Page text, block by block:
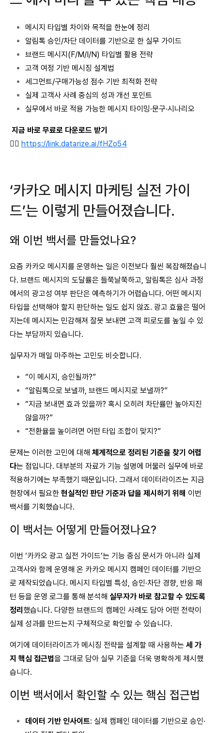
메시지 타입별 차이와 목적을 한눈에 정리
알림톡 승인/차단 데이터를 기반으로 한 실무 가이드
브랜드 메시지(F/M/I/N) 타입별 활용 전략
고객 여정 기반 메시징 설계법
세그먼트/구매가능성 점수 기반 최적화 전략
실제 고객사 사례 중심의 성과 개선 포인트
실무에서 바로 적용 가능한 메시지 타이밍·문구·시나리오
지금 바로 무료로 다운로드 받기
👉🏻 https://link.datarize.ai/fHZo54
‘카카오 메시지 마케팅 실전 가이
드’는 이렇게 만들어졌습니다.
왜 이번 백서를 만들었나요?
요즘 카카오 메시지를 운영하는 일은 이전보다 훨씬 복잡해졌습니
다. 브랜드 메시지의 도달률은 들쭉날쭉하고, 알림톡은 심사 과정
에서의 광고성 여부 판단은 예측하기가 어렵습니다. 어떤 메시지
타입을 선택해야 할지 판단하는 일도 쉽지 않죠. 광고 효율은 떨어
지는데 메시지는 민감해져 잘못 보내면 고객 피로도를 높일 수 있
다는 부담까지 있습니다.
실무자가 매일 마주하는 고민도 비슷합니다.
“이 메시지, 승인될까?”
“알림톡으로 보낼까, 브랜드 메시지로 보낼까?”
“지금 보내면 효과 있을까? 혹시 오히려 차단률만 높아지진
않을까?”
“전환율을 높이려면 어떤 타입 조합이 맞지?”
문제는 이러한 고민에 대해 체계적으로 정리된 기준을 찾기 어렵
다는 점입니다. 대부분의 자료가 기능 설명에 머물러 실무에 바로
적용하기에는 부족했기 때문입니다. 그래서 데이터라이즈는 지금
현장에서 필요한 현실적인 판단 기준과 답을 제시하기 위해 이번
백서를 기획했습니다.
이 백서는 어떻게 만들어졌나요?
이번 ‘카카오 광고 실전 가이드’는 기능 중심 문서가 아니라 실제
고객사와 함께 운영해 온 카카오 메시지 캠페인 데이터를 기반으
로 제작되었습니다. 메시지 타입별 특성, 승인·차단 경향, 반응 패
턴 등을 운영 로그를 통해 분석해 실무자가 바로 참고할 수 있도록
정리 했습니다. 다양한 브랜드의 캠페인 사례도 담아 어떤 전략이
실제 성과를 만드는지 구체적으로 확인할 수 있습니다.
여기에 데이터라이즈가 메시징 전략을 설계할 때 사용하는 세 가
지 핵심 접근법을 그대로 담아 실무 기준을 더욱 명확하게 제시했
습니다.
이번 백서에서 확인할 수 있는 핵심 접근법
데이터 기반 인사이트: 실제 캠페인 데이터를 기반으로 승인·